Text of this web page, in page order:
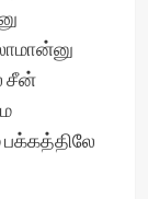
சீன்